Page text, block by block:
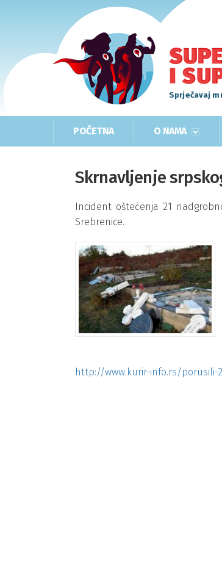
Sprječavaj
POČETNA O NAMA
Skrnavljenje
Incident oštećenja 21
Srebrenice.
http://www.kurir-info.rs/porusili-